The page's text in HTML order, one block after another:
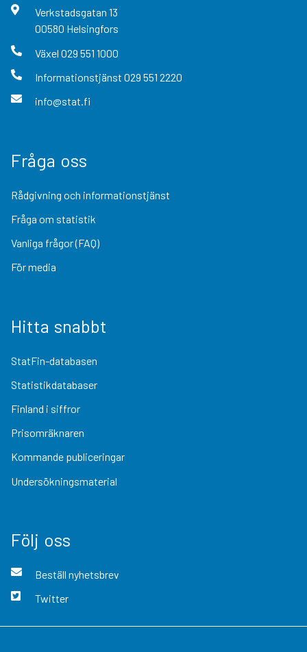
Verkstadsgatan 13
00580 Helsingfors
Växel 029 551 1000
Informationstjänst 029 551 2220
info@stat.fi
Fråga oss
Rådgivning och informationstjänst
Fråga om statistik
Vanliga frågor (FAQ)
För media
Hitta snabbt
StatFin-databasen
Statistikdatabaser
Finland i siffror
Prisomräknaren
Kommande publiceringar
Undersökningsmaterial
Följ oss
Beställ nyhetsbrev
Twitter